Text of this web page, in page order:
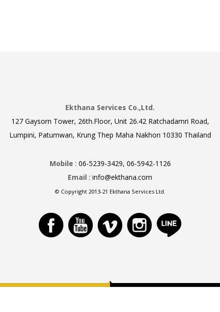
Ekthana Services Co.,Ltd.
127 Gaysorn Tower, 26th.Floor, Unit 26.42 Ratchadamri Road,
Lumpini, Patumwan, Krung Thep Maha Nakhon 10330 Thailand
Mobile : 06-5239-3429, 06-5942-1126
Email : info@ekthana.com
© Copyright 2013-21 Ekthana Services Ltd.